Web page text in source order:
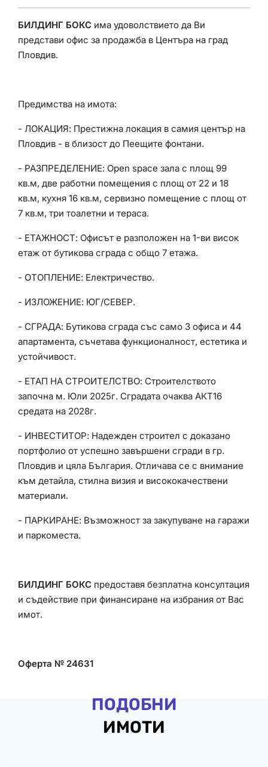
БИЛДИНГ БОКС има удоволствието да Ви
представи офис за продажба в Центъра на град
Пловдив.
Предимства на имота:
- ЛОКАЦИЯ: Престижна локация в самия център на
Пловдив - в близост до Пеещите фонтани.
- РАЗПРЕДЕЛЕНИЕ: Open space зала с площ 99
кв.м, две работни помещения с площ от 22 и 18
кв.м, кухня 16 кв.м, сервизно помещение с площ от
7 кв.м, три тоалетни и тераса.
- ЕТАЖНОСТ: Офисът е разположен на 1-ви висок
етаж от бутикова сграда с общо 7 етажа.
- ОТОПЛЕНИЕ: Електричество.
- ИЗЛОЖЕНИЕ: ЮГ/СЕВЕР.
- СГРАДА: Бутикова сграда със само 3 офиса и 44
апартамента, съчетава функционалност, естетика и
устойчивост.
- ЕТАП НА СТРОИТЕЛСТВО: Строителството
започна м. Юли 2025г. Сградата очаква АКТ16
средата на 2028г.
- ИНВЕСТИТОР: Надежден строител с доказано
портфолио от успешно завършени сгради в гр.
Пловдив и цяла България. Отличава се с внимание
към детайла, стилна визия и висококачествени
материали.
- ПАРКИРАНЕ: Възможност за закупуване на гаражи
и паркоместа.
БИЛДИНГ БОКС предоставя безплатна консултация
и съдействие при финансиране на избрания от Вас
имот.
Оферта № 24631
ПОДОБНИ
ИМОТИ